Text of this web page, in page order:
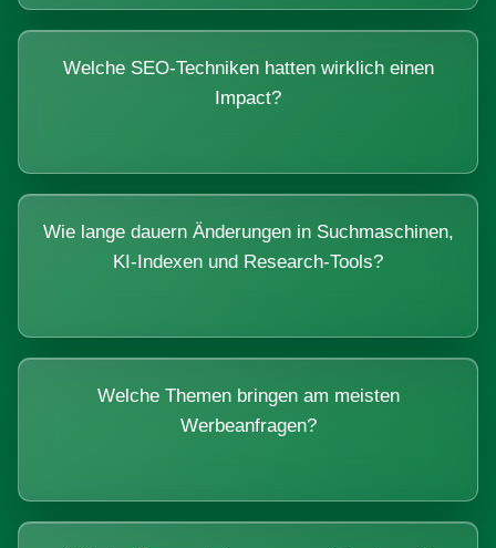
Welche SEO-Techniken hatten wirklich einen
Impact?
Wie lange dauern Änderungen in Suchmaschinen,
KI-Indexen und Research-Tools?
Welche Themen bringen am meisten
Werbeanfragen?